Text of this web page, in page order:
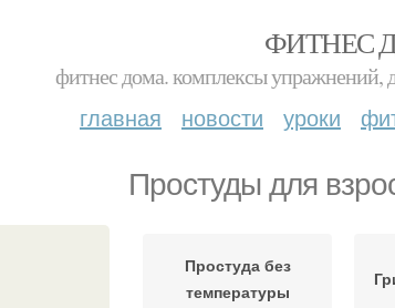
ФИТНЕС
фитнес дома. комплексы упражнений,
главная новости уроки
Простуды для
Простуда без
температуры